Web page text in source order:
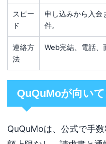
スピー
ド
申し込みから入金
件。
連絡方
法
Web完結、電話、
QuQuMoが向い
QuQuMoは、公式で手